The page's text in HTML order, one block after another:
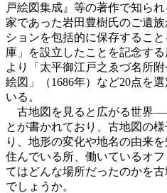
戸絵図集成』等の著作で知ら
家であった岩田豊樹氏のご遺
ションを包括的に保存するこ
庫」を設立したことを記念す
より「太平御江戸之ゑづ名所
絵図」（1686年）など20点を
いる。
古地図を見ると広がる世界
とが書かれており、古地図の
り、地形の変化や地名の由来
住んでいる所、働いているオ
てはどんな場所だったのかを
でしょうか。